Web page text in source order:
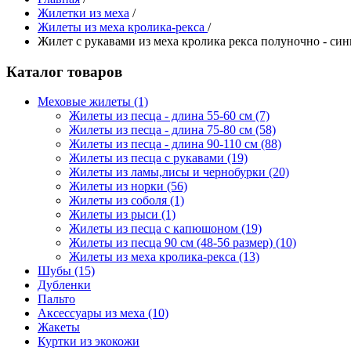
Жилетки из меха /
Жилеты из меха кролика-рекса /
Жилет с рукавами из меха кролика рекса полуночно -
Каталог товаров
Меховые жилеты (1)
Жилеты из песца - длина 55-60 см (7)
Жилеты из песца - длина 75-80 см (58)
Жилеты из песца - длина 90-110 см (88)
Жилеты из песца с рукавами (19)
Жилеты из ламы,лисы и чернобурки (20)
Жилеты из норки (56)
Жилеты из соболя (1)
Жилеты из рыси (1)
Жилеты из песца с капюшоном (19)
Жилеты из песца 90 см (48-56 размер) (10)
Жилеты из меха кролика-рекса (13)
Шубы (15)
Дубленки
Пальто
Аксессуары из меха (10)
Жакеты
Куртки из экокожи